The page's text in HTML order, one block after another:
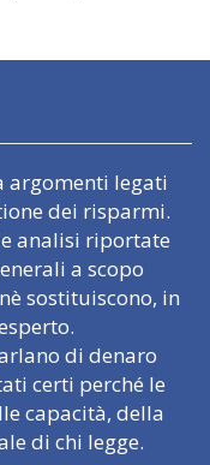
argomenti legati
dei risparmi.
analisi riportate
a scopo
sostituiscono, in
di denaro
certi perché le
capacità, della
di chi legge.